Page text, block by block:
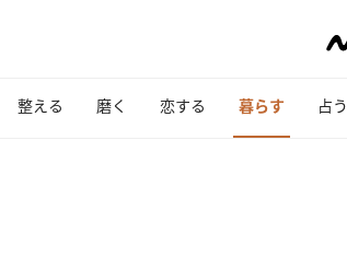
整える 磨く 恋する 暮らす 占う